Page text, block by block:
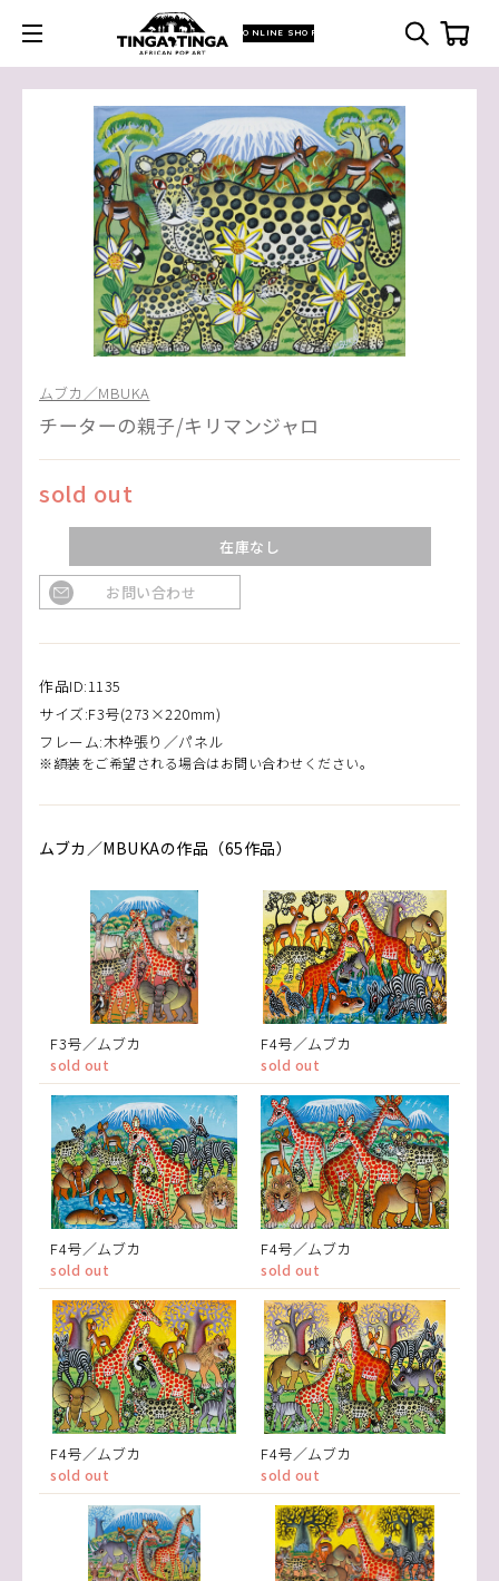
ONLINE SHOP
ムブカ／MBUKA
チーターの親子/キリマンジャロ
sold out
在庫なし
お問い合わせ
作品ID:1135
サイズ:F3号(273×220mm)
フレーム:木枠張り／パネル
※額装をご希望される場合はお問い合わせください。
ムブカ／MBUKAの作品（65作品）
F3号／ムブカ
sold out
F4号／ムブカ
sold out
F4号／ムブカ
sold out
F4号／ムブカ
sold out
F4号／ムブカ
sold out
F4号／ムブカ
sold out